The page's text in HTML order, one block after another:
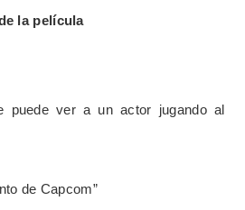
la película
puede ver a un actor jugando al
de Capcom”